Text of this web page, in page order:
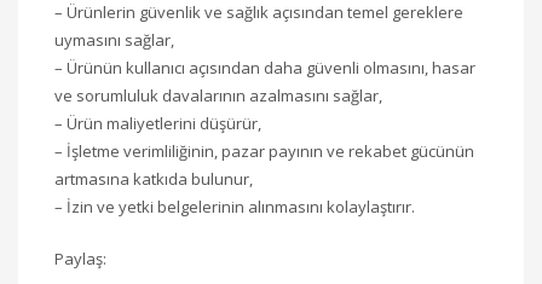
– Ürünlerin güvenlik ve sağlık açısından temel gereklere
uymasını sağlar,
– Ürünün kullanıcı açısından daha güvenli olmasını, hasar
ve sorumluluk davalarının azalmasını sağlar,
– Ürün maliyetlerini düşürür,
– İşletme verimliliğinin, pazar payının ve rekabet gücünün
artmasına katkıda bulunur,
– İzin ve yetki belgelerinin alınmasını kolaylaştırır.
Paylaş: